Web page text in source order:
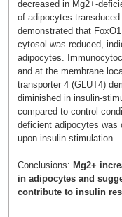
decreased in Mg2+-
of adipocytes
demonstrated that
cytosol was reduced,
adipocytes.
and at the membrane
transporter 4 (GLUT4)
diminished in insulin-
compared to control
deficient adipocytes was
upon insulin stimulation.
Conclusions: Mg2+
in adipocytes and
contribute to insulin